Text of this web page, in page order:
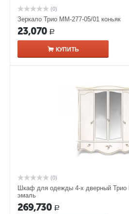
(0)
Зеркало Трио ММ-277-05/01 коньяк
23,070 Р
КУПИТЬ
(0)
Шкаф для одежды 4-х дверный Трио
эмаль
269,730 Р